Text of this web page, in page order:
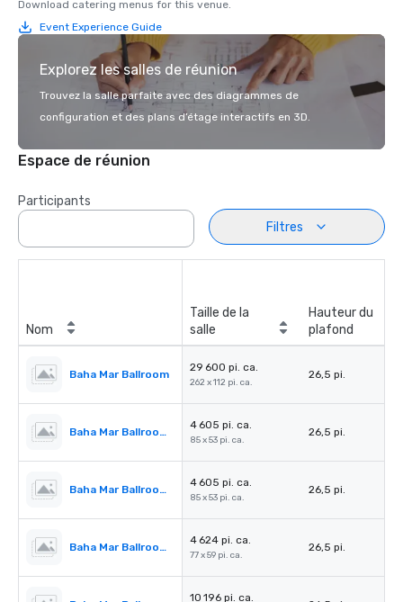
Download catering menus for this venue.
Event Experience Guide
Explorez les salles de réunion
Trouvez la salle parfaite avec des diagrammes de
configuration et des plans d’étage interactifs en 3D.
Espace de réunion
Participants
Filtres
Nom
Taille de la
salle
Hauteur du
plafond
Baha Mar Ballroom
29 600 pi. ca.
262 x 112 pi. ca.
26,5 pi.
Baha Mar Ballroom Salon 1
4 605 pi. ca.
85 x 53 pi. ca.
26,5 pi.
Baha Mar Ballroom Salon 2
4 605 pi. ca.
85 x 53 pi. ca.
26,5 pi.
Baha Mar Ballroom Salon 3
4 624 pi. ca.
77 x 59 pi. ca.
26,5 pi.
10 196 pi. ca.